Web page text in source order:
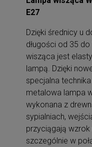
E27
Dzięki średnicy u
długości od 35
wisząca jest
lampą. Dzięki
specjalna
metalowa lampa
wykonana z
sypialniach,
przyciągają
szczególnie w